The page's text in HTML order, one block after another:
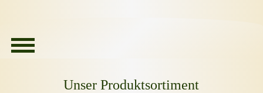
Unser Produktsortiment